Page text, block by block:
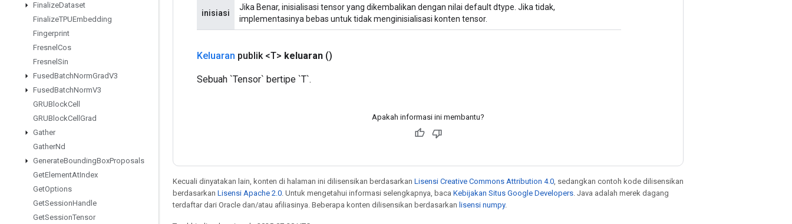
FinalizeDataset
FinalizeTPUEmbedding
Fingerprint
Fresnel Cos
Fresnel Sin
FusedBatchNormGradV3
FusedBatchNormV3
GRUBlockCell
GRUBlockCell Grad
Gather
GatherNd
GenerateBoundingBoxProposals
GetElementAtIndex
GetOptions
GetSessionHandle
GetSessionTensor
inisiasi
Jika Benar, inisialisasi tensor yang dikembalikan dengan nilai default dtype. Jika tidak,
implementasinya bebas untuk tidak menginisialisasi konten tensor.
Keluaran publik <T> keluaran ()
Sebuah `Tensor` bertipe `T`.
Apakah informasi ini membantu?
Kecuali dinyatakan lain, konten di halaman ini dilisensikan berdasarkan Lisensi Creative Commons Attribution 4.0 , sedangkan contoh kode dilisensikan
berdasarkan Lisensi Apache 2.0 . Untuk mengetahui informasi selengkapnya, baca Kebijakan Situs Google Developers . Java adalah merek dagang
terdaftar dari Oracle dan/atau afiliasinya. Beberapa konten dilisensikan berdasarkan lisensi numpy.